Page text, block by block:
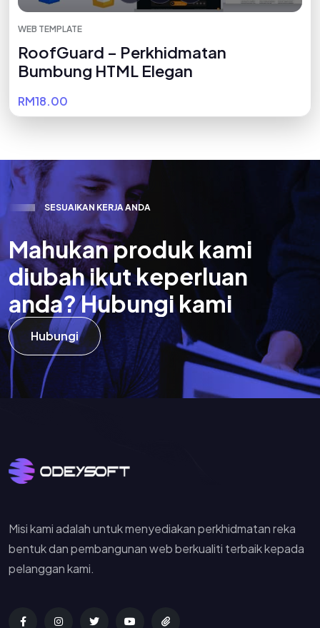
WEB TEMPLATE
RoofGuard – Perkhidmatan
Bumbung HTML Elegan
RM18.00
SESUAIKAN KERJA ANDA
Mahukanproduk kami
diubahikutkeperluan
anda?Hubungi kami
Hubungi
Misi kami adalah untuk menyediakan perkhidmatan reka
bentuk dan pembangunan web berkualiti terbaik kepada
pelanggan kami.